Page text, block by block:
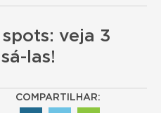
veja 3
las!
COMPARTILHAR: